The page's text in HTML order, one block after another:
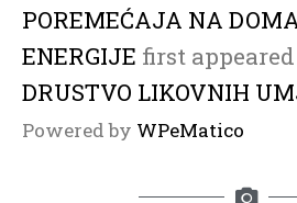
POREMEĆAJA NA
ENERGIJE first
DRUSTVO LIKOVNIH
Powered by WPeMatico